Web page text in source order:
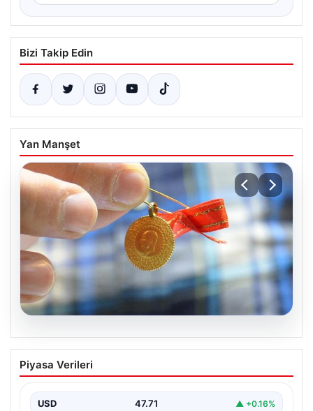
Bizi Takip Edin
Yan Manşet
05.08.2026
Altın fiyatları canlı 8 Nisan 2026: Altın
fiyatları ne kadar oldu? Gram, çeyrek,
fiyatları
Piyasa Verileri
USD 47.71 ▲ +0.16%